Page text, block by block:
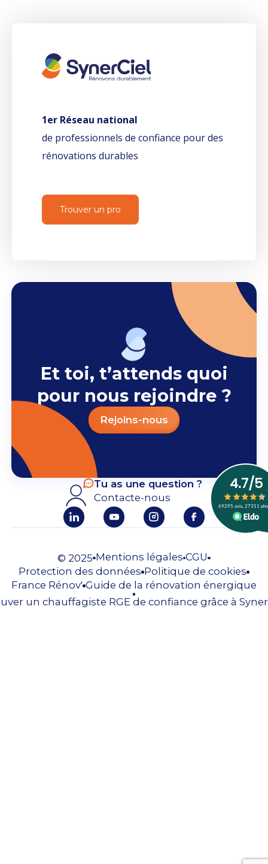
1er Réseau national
de professionnels de confiance pour des
rénovations durables
Trouver un pro
Et toi, t’attends quoi
pour nous rejoindre ?
Rejoins-nous
Tu as une question ?
Contacte-nous
© 2025 Mentions légales CGU
Protection des données Politique de cookies
France Rénov' Guide de la rénovation énergique
un chauffagiste RGE de confiance grâce à